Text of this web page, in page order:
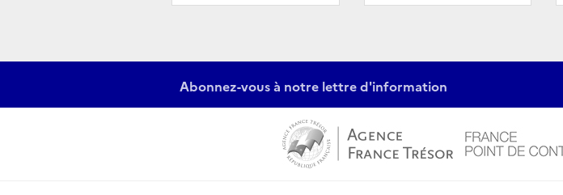
Abonnez-vous à notre lettre d'information